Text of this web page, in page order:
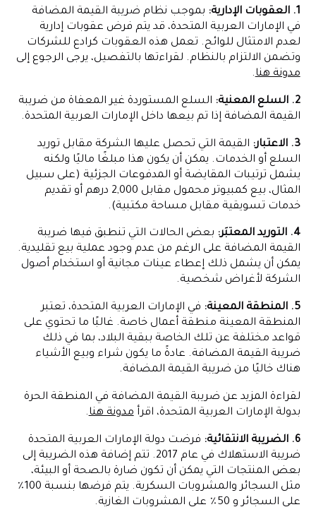
1. العقوبات الإدارية:
بموجب نظام ضريبة القيمة المضافة
في الإمارات العربية المتحدة، قد يتم فرض عقوبات إدارية
لعدم الامتثال للوائح. تعمل هذه العقوبات كرادع للشركات
وتضمن الالتزام بالنظام. لقراءتها بالتفصيل، يرجى الرجوع إلى
مدونة هنا.
2. السلع المعنية:
السلع المستوردة غير المعفاة من ضريبة
القيمة المضافة إذا تم بيعها داخل الإمارات العربية المتحدة.
3. الاعتبار:
القيمة التي تحصل عليها الشركة مقابل توريد
السلع أو الخدمات. يمكن أن يكون هذا مبلغًا ماليًا ولكنه
يشمل ترتيبات المقايضة أو المدفوعات الجزئية (على سبيل
المثال، بيع كمبيوتر محمول مقابل 2,000 درهم أو تقديم
خدمات تسويقية مقابل مساحة مكتبية).
4. التوريد المعتبَر:
بعض الحالات التي تنطبق فيها ضريبة
القيمة المضافة على الرغم من عدم وجود عملية بيع تقليدية.
يمكن أن يشمل ذلك إعطاء عينات مجانية أو استخدام أصول
الشركة لأغراض شخصية.
5. المنطقة المعينة:
في الإمارات العربية المتحدة، تعتبر
المنطقة المعينة منطقة أعمال خاصة. غالبًا ما تحتوي على
قواعد مختلفة عن تلك الخاصة ببقية البلاد، بما في ذلك
ضريبة القيمة المضافة. عادةً ما يكون شراء وبيع الأشياء
هناك خاليًا من ضريبة القيمة المضافة.
لقراءة المزيد عن ضريبة القيمة المضافة في المنطقة الحرة
بدولة الإمارات العربية المتحدة، اقرأمدونة هنا.
6. الضريبة الانتقائية:
فرضت دولة الإمارات العربية المتحدة
ضريبة الاستهلاك في عام 2017. تتم إضافة هذه الضريبة إلى
بعض المنتجات التي يمكن أن تكون ضارة بالصحة أو البيئة،
مثل السجائر والمشروبات السكرية. يتم فرضها بنسبة 100٪
على السجائر و 50٪ على المشروبات الغازية.